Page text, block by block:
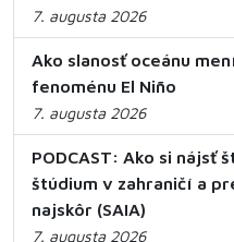
7. augusta 2026
Ako slanosť oceánu
fenoménu El Niño
7. augusta 2026
PODCAST: Ako si nájsť
štúdium v zahraničí a
najskôr (SAIA)
7. augusta 2026